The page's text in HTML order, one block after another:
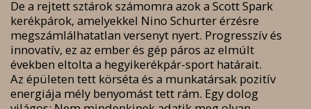
De a rejtett sztárok számomra azok a Scott Spark
kerékpárok, amelyekkel Nino Schurter érzésre
megszámlálhatatlan versenyt nyert. Progresszív és
innovatív, ez az ember és gép páros az elmúlt
években eltolta a hegyikerékpár-sport határait.
Az épületen tett körséta és a munkatársak pozitív
energiája mély benyomást tett rám. Egy dolog